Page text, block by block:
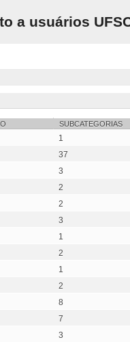
a usuários
SUBCATEGORIAS
1
37
3
2
2
3
1
2
1
2
8
7
3